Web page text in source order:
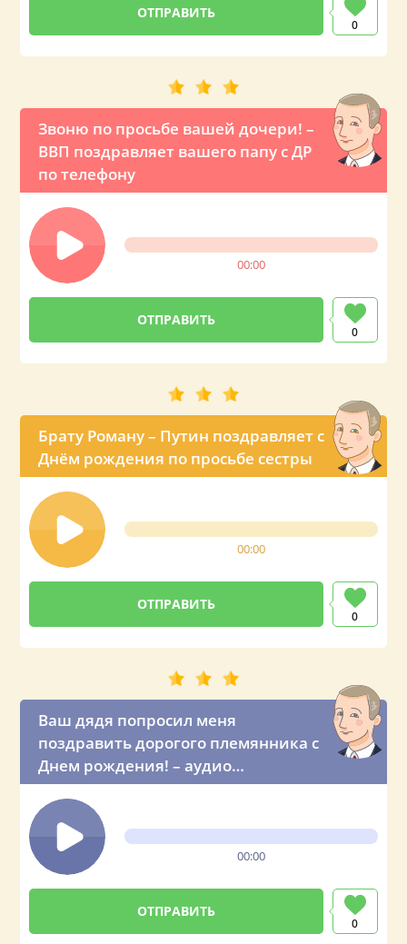
0
Звоню по просьбе вашей дочери! –
ВВП поздравляет вашего папу с ДР
по телефону
00:00
0
Брату Роману – Путин поздравляет с
Днём рождения по просьбе сестры
00:00
0
Ваш дядя попросил меня
поздравить дорогого племянника с
Днем рождения! – аудио
поздравление Роману от президента
России
00:00
0